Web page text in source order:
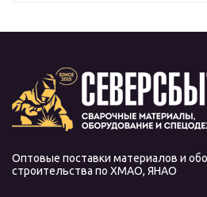
Оптовые поставки материалов и
строительства по ХМАО, ЯНАО